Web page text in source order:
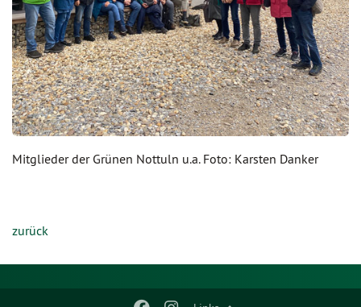
Mitglieder der Grünen Nottuln u.a. Foto: Karsten Danker
zurück